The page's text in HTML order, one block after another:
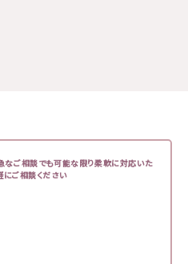
なご相談でも可能な限り柔軟に対応いた
にご相談ください